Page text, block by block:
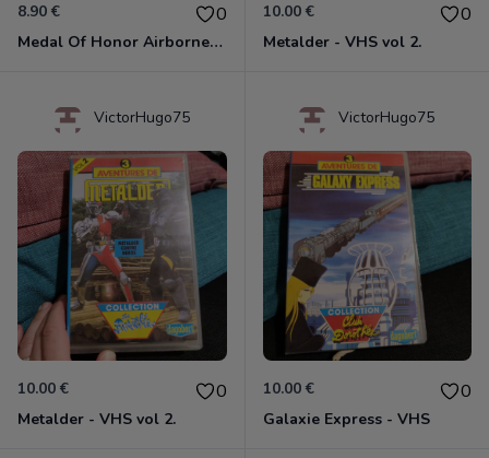
8.90 € 0
Medal Of Honor Airborne Xbox 360
10.00 € 0
Metalder - VHS vol 2.
VictorHugo75
10.00 € 0
Metalder - VHS vol 2.
VictorHugo75
10.00 € 0
Galaxie Express - VHS